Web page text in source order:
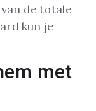
de totale
kun je
met